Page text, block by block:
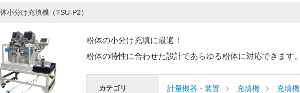
小分け充填機（TSU-P2）
粉体の小分け充填に最適！
粉体の特性に合わせた設計であらゆる粉体に対応できます。
カテゴリ 計量機器・装置 充填機 充填機